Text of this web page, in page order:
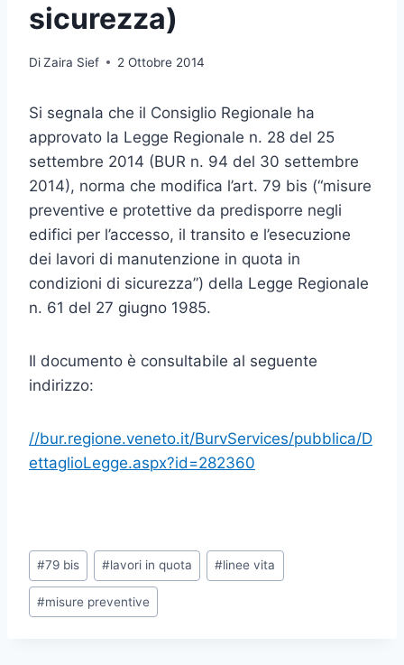
sicurezza)
DiZaira Sief 2 Ottobre 2014
Si segnala che il Consiglio Regionale ha
approvato la Legge Regionale n. 28 del 25
settembre 2014 (BUR n. 94 del 30 settembre
2014), norma che modifica l’art. 79 bis (“misure
preventive e protettive da predisporre negli
edifici per l’accesso, il transito e l’esecuzione
dei lavori di manutenzione in quota in
condizioni di sicurezza”) della Legge Regionale
n. 61 del 27 giugno 1985.
Il documento è consultabile al seguente
indirizzo:
//bur.regione.veneto.it/BurvServices/pubblica/D
ettaglioLegge.aspx?id=282360
Tag
articolo:
#79 bis #lavori in quota #linee vita
#misure preventive